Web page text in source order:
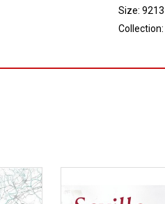
Size: 9213
Collection: